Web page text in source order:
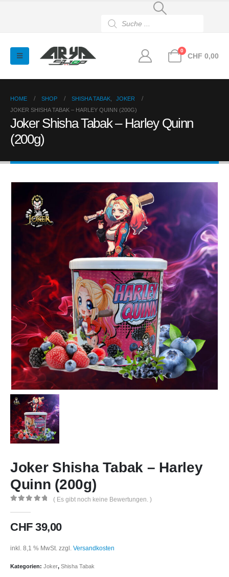
search
0
CHF 0,00
HOME SHOP SHISHA TABAK
JOKER
JOKER SHISHA TABAK – HARLEY QUINN (200G)
Joker Shisha Tabak – Harley Quinn
(200g)
Joker Shisha Tabak – Harley
Quinn (200g)
( Es gibt noch keine Bewertungen. )
CHF39,00
inkl. 8,1 % MwSt. zzgl. Versandkosten
Kategorien: Joker, Shisha Tabak